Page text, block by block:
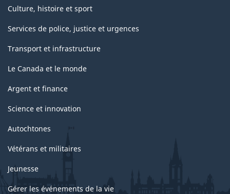
Culture, histoire et sport
Services de police, justice et urgences
Transport et infrastructure
Le Canada et le monde
Argent et finance
Science et innovation
Autochtones
Vétérans et militaires
Jeunesse
Gérer les événements de la vie